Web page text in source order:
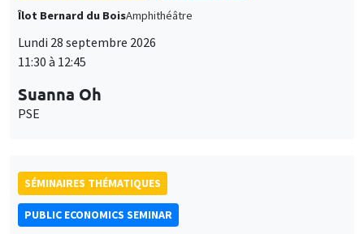
Îlot Bernard du BoisAmphithéâtre
Lundi 28 septembre 2026
11:30 à 12:45
Suanna Oh
PSE
SÉMINAIRES THÉMATIQUES
PUBLIC ECONOMICS SEMINAR